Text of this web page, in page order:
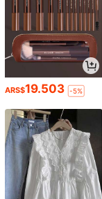
ARS$19.503 -5%